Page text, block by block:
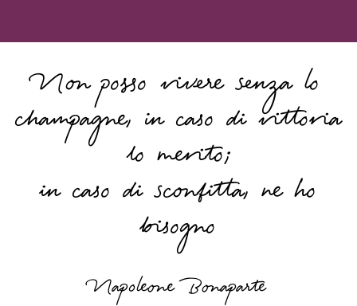
Non posso vivere senza lo
champagne, in caso di vittoria
lo merito;
in caso di sconfitta, ne ho
bisogno
Napoleone Bonaparte